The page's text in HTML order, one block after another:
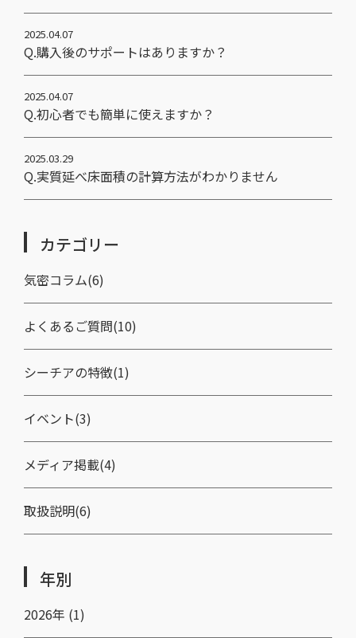
2025.04.07
Q.購入後のサポートはありますか？
2025.04.07
Q.初心者でも簡単に使えますか？
2025.03.29
Q.実質延べ床面積の計算方法がわかりません
カテゴリー
気密コラム(6)
よくあるご質問(10)
シーチアの特徴(1)
イベント(3)
メディア掲載(4)
取扱説明(6)
年別
2026年 (1)